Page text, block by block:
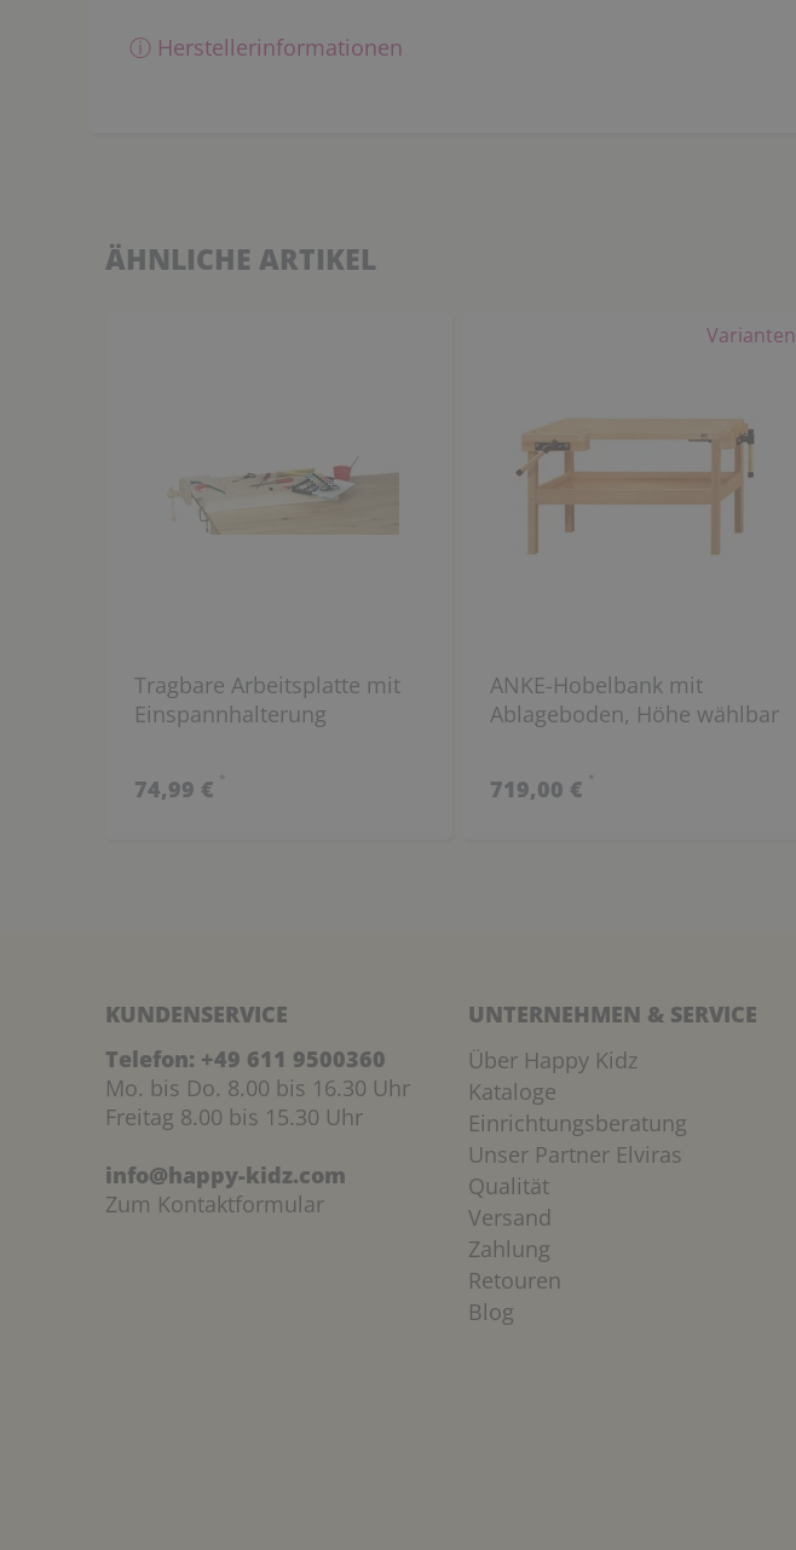
ⓘ Herstellerinformationen
ÄHNLICHE ARTIKEL
Tragbare Arbeitsplatte mit
Einspannhalterung
74,99 € *
Varianten
ANKE-Hobelbank mit
Ablageboden, Höhe wählbar
719,00 € *
KUNDENSERVICE
Telefon: +49 611 9500360
Mo. bis Do. 8.00 bis 16.30 Uhr
Freitag 8.00 bis 15.30 Uhr
info@happy-kidz.com
Zum Kontaktformular
UNTERNEHMEN & SERVICE
Über Happy Kidz
Kataloge
Einrichtungsberatung
Unser Partner Elviras
Qualität
Versand
Zahlung
Retouren
Blog